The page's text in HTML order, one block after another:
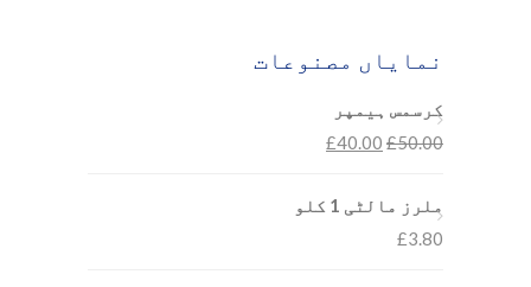
نمایاں مصنوعات
کرسمس ہیمپر
£50.00
£40.00
ملرز مالٹی 1 کلو
£3.80